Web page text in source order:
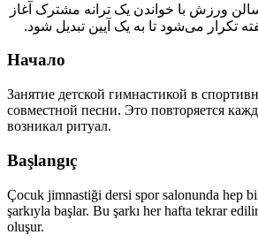
ورزش با خواندن یک ترانه مشترک آغاز
تکرار می‌شود تا به یک آیین تبدیل شود.
Начало
Занятие детской гимнастикой в
совместной песни. Это повторяется
возникал ритуал.
Başlangıç
Çocuk jimnastiği dersi spor salonunda hep
şarkıyla başlar. Bu şarkı her hafta tekrar
oluşur.